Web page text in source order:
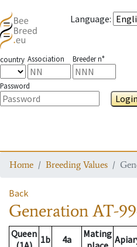
Language:
country Association Breeder n°
Password
Home Breeding Values
Back
GenerationAT-
Queen 1b 4a
Mating